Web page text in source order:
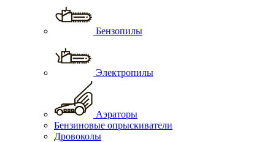
Бензопилы
Электропилы
Аэраторы
Бензиновые опрыскиватели
Дровоколы